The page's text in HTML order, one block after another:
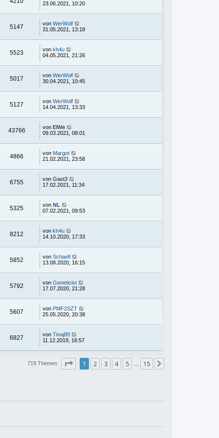
23.06.2021, 10:20
5147 von WerWolf
31.05.2021, 13:18
5523 von kh4u
04.05.2021, 21:26
5017 von WerWolf
30.04.2021, 10:45
5127 von WerWolf
14.04.2021, 13:33
43766 von ElWe
09.03.2021, 08:01
4866 von Margot
21.02.2021, 23:58
6755 von Gast3
17.02.2021, 11:34
5325 von NL
07.02.2021, 09:53
8212 von kh4u
14.10.2020, 17:33
5852 von Schaefi
13.08.2020, 16:15
5792 von Geneticist
17.07.2020, 21:28
5607 von PMF2SZT
25.05.2020, 20:38
6827 von Tinaj89
11.12.2019, 16:57
719 Themen Seite von15
1 2 3 4 5 15